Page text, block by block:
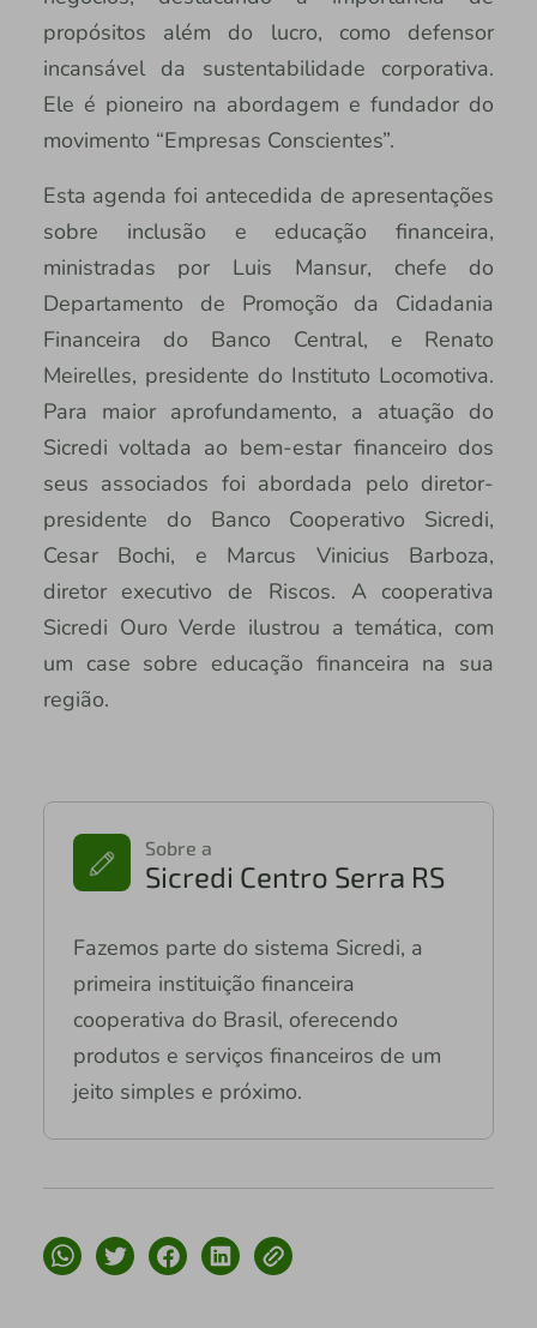
propósitos além do lucro, como defensor
incansável da sustentabilidade corporativa.
Ele é pioneiro na abordagem e fundador do
movimento “Empresas Conscientes”.
Esta agenda foi antecedida de apresentações
sobre inclusão e educação financeira,
ministradas por Luis Mansur, chefe do
Departamento de Promoção da Cidadania
Financeira do Banco Central, e Renato
Meirelles, presidente do Instituto Locomotiva.
Para maior aprofundamento, a atuação do
Sicredi voltada ao bem-estar financeiro dos
seus associados foi abordada pelo diretor-
presidente do Banco Cooperativo Sicredi,
Cesar Bochi, e Marcus Vinicius Barboza,
diretor executivo de Riscos. A cooperativa
Sicredi Ouro Verde ilustrou a temática, com
um case sobre educação financeira na sua
região.
Sobre a
Sicredi Centro Serra RS
Fazemos parte do sistema Sicredi, a
primeira instituição financeira
cooperativa do Brasil, oferecendo
produtos e serviços financeiros de um
jeito simples e próximo.